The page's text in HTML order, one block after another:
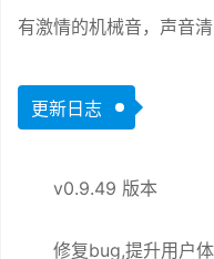
有激情的机械音，声音清
更新日志
v0.9.49 版本
修复bug,提升用户体